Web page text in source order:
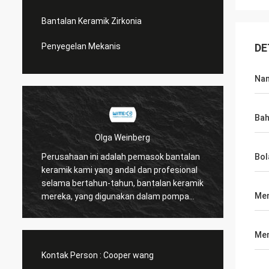
Bantalan Keramik Zirkonia
Penyegelan Mekanis
Olga Weinberg
Perusahaan ini adalah pemasok bantalan
keramik kami yang andal dan profesional
selama bertahun-tahun, bantalan keramik
mereka, yang digunakan dalam pompa
kami memiliki kualitas yang baik.
tahun.
Kontak Person : Cooper wang